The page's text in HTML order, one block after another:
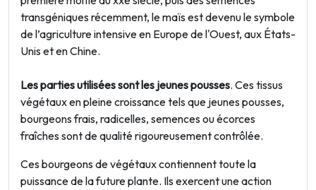
transgéniques récemment, le maïs est devenu le symbole
de l’agriculture intensive en Europe de l'Ouest, aux États-
Unis et en Chine.
Les parties utilisées sont les jeunes pousses. Ces tissus
végétaux en pleine croissance tels que jeunes pousses,
bourgeons frais, radicelles, semences ou écorces
fraîches sont de qualité rigoureusement contrôlée.
Ces bourgeons de végétaux contiennent toute la
puissance de la future plante. Ils exercent une action